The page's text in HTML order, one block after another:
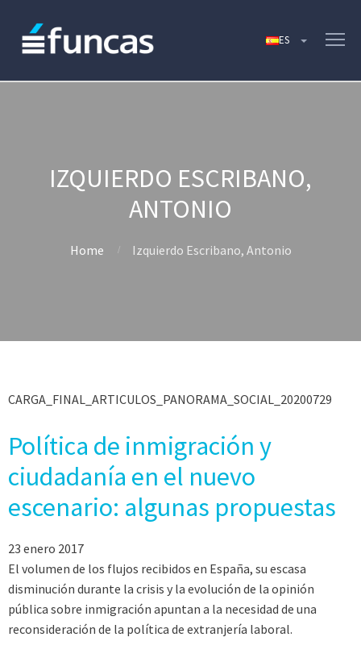
IZQUIERDO ESCRIBANO,
ANTONIO
Home Izquierdo Escribano, Antonio
CARGA_FINAL_ARTICULOS_PANORAMA_SOCIAL_20200729
Política de inmigración y
ciudadanía en el nuevo
escenario: algunas propuestas
23 enero 2017
El volumen de los flujos recibidos en España, su escasa
disminución durante la crisis y la evolución de la opinión
pública sobre inmigración apuntan a la necesidad de una
reconsideración de la política de extranjería laboral.